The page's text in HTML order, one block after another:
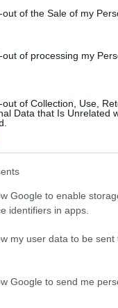
of the Sale of my
of processing my
of Collection, Use,
Data that Is Unrelated
Google to enable
identifiers in apps.
my user data to be
Google to send me
2018. július 18.
A gnocchi (ejtsd:
Ám, amíg a magyar
hagyományosan